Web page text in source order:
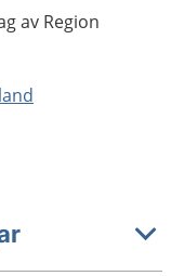
av Region